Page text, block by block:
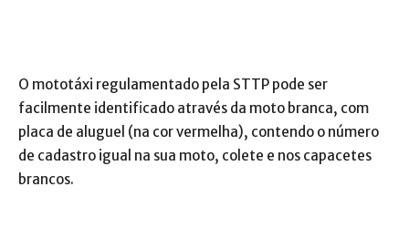
O mototáxi regulamentado pela STTP pode ser
facilmente identificado através da moto branca, com
placa de aluguel (na cor vermelha), contendo o número
de cadastro igual na sua moto, colete e nos capacetes
brancos.